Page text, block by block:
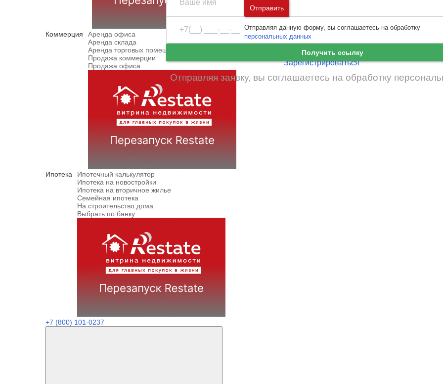
Коммерция
Аренда офиса
Аренда склада
Аренда торговых помещений
Продажа коммерции
Продажа офиса
Ипотека
Ипотечный калькулятор
Ипотека на новостройки
Ипотека на вторичное жилье
Семейная ипотека
На строительство дома
Выбрать по банку
+7 (800) 101-0237
Москва иМосковская область
Санкт-Петербург
Ленинградская
Ошибка авторизации
Войти Забыли пароль
Зарегистрироваться
Получить ссылку
Отправляя заявку, вы соглашаетесь на обработку
Отправить
Отправляя данную форму, вы соглашаетесь на обработку
персональных данных